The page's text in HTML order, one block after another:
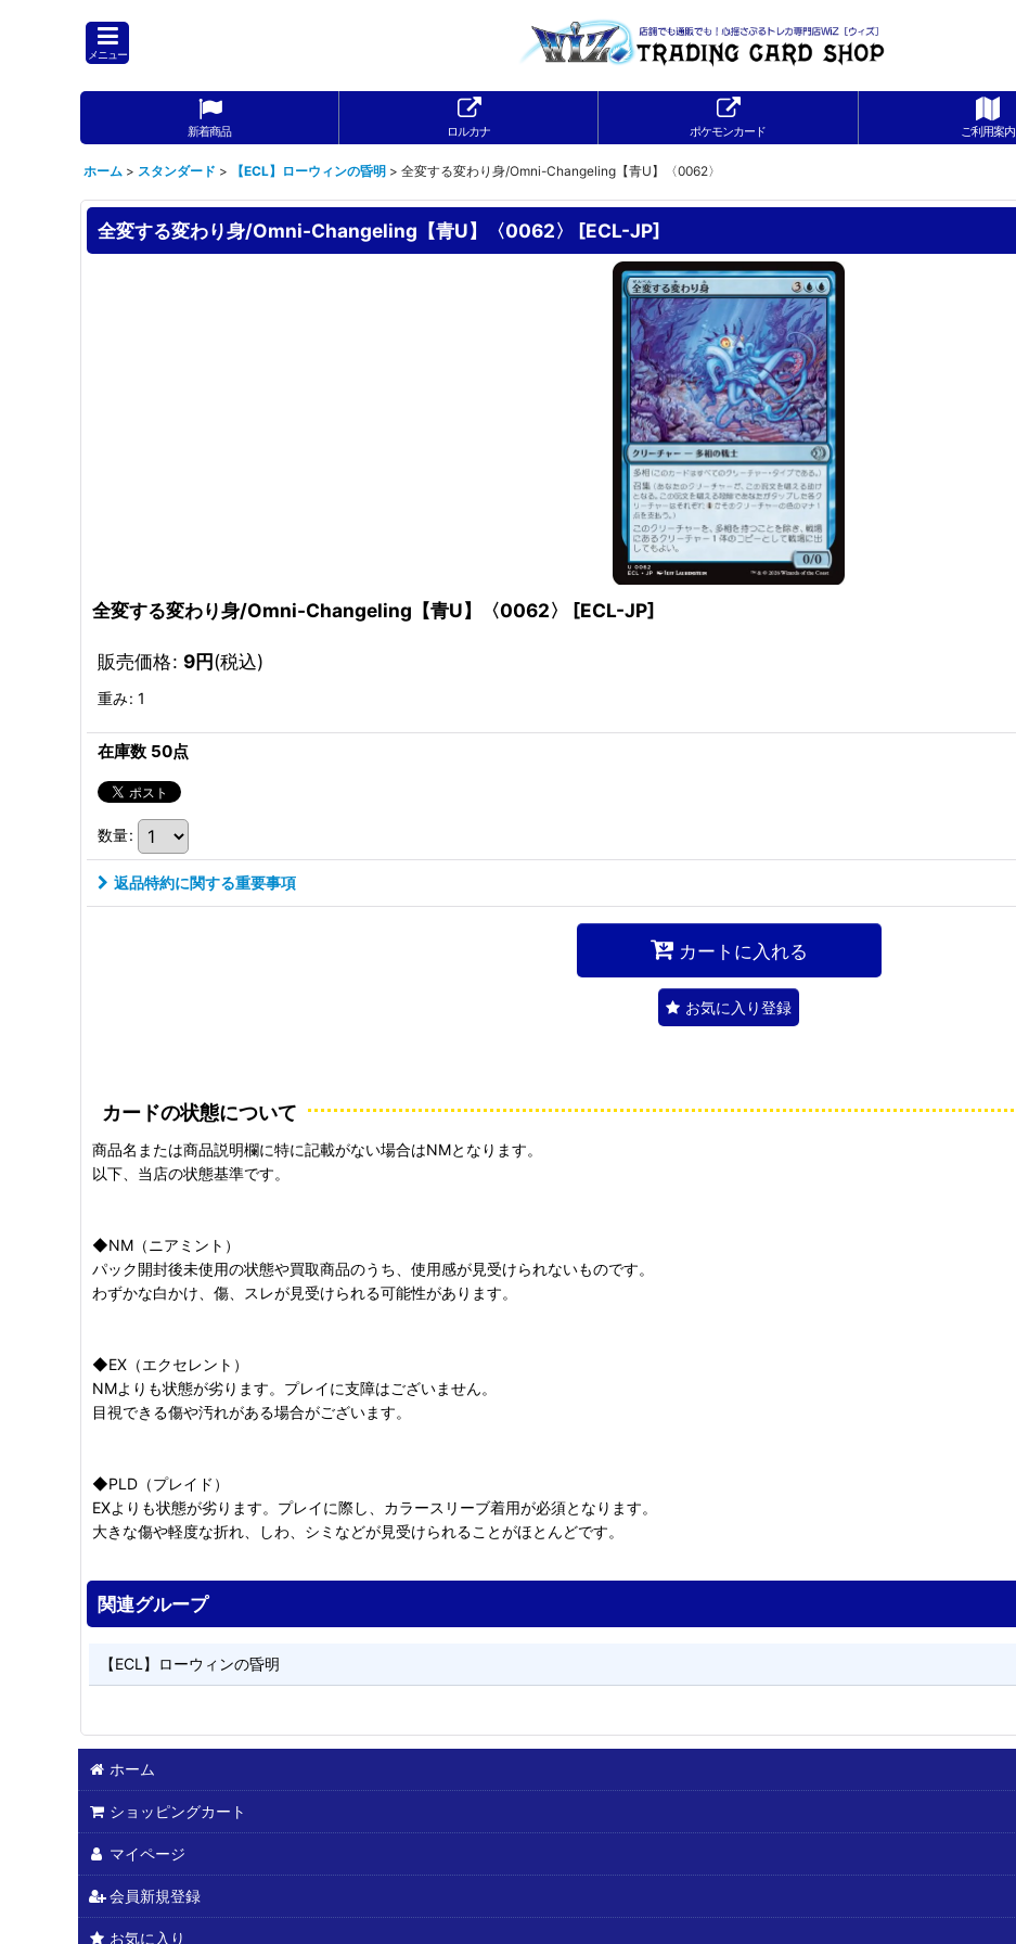
メニュー
新着商品 ロルカナ ポケモンカード ご利用案内
ホーム > スタンダード > 【ECL】ローウィンの昏明 > 全変する変わり身/Omni-Changeling【青U】〈0062〉
全変する変わり身/Omni-Changeling【青U】〈0062〉 [ECL-JP]
全変する変わり身/Omni-Changeling【青U】〈0062〉 [ECL-JP]
販売価格: 9円(税込)
重み: 1
在庫数 50点
数量:
返品特約に関する重要事項
カートに入れる
お気に入り登録
カードの状態について
商品名または商品説明欄に特に記載がない場合はNMとなります。
以下、当店の状態基準です。
◆NM（ニアミント）
パック開封後未使用の状態や買取商品のうち、使用感が見受けられないものです。
わずかな白かけ、傷、スレが見受けられる可能性があります。
◆EX（エクセレント）
NMよりも状態が劣ります。プレイに支障はございません。
目視できる傷や汚れがある場合がございます。
◆PLD（プレイド）
EXよりも状態が劣ります。プレイに際し、カラースリーブ着用が必須となります。
大きな傷や軽度な折れ、しわ、シミなどが見受けられることがほとんどです。
関連グループ
【ECL】ローウィンの昏明
ホーム
ショッピングカート
マイページ
会員新規登録
お気に入り